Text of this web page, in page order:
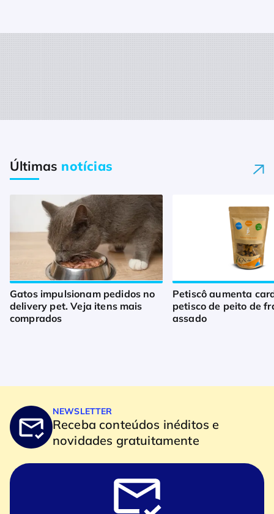
Últimas notícias
Gatos impulsionam pedidos no
delivery pet. Veja itens mais
comprados
Petiscô aumenta
petisco de peito de
assado
NEWSLETTER
Receba conteúdos inéditos e
novidades gratuitamente